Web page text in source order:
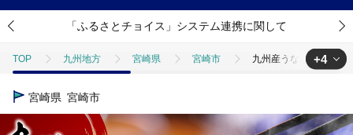
「ふるさとチョイス」システム連携に関して
TOP 九州地方 宮崎県 宮崎市 九州産うなぎ蒲焼3尾
TOP
TOP 加工食品 九州産うなぎ蒲焼3尾 計480g以上 鰻蒲焼 うなぎ
+4
宮崎県 宮崎市